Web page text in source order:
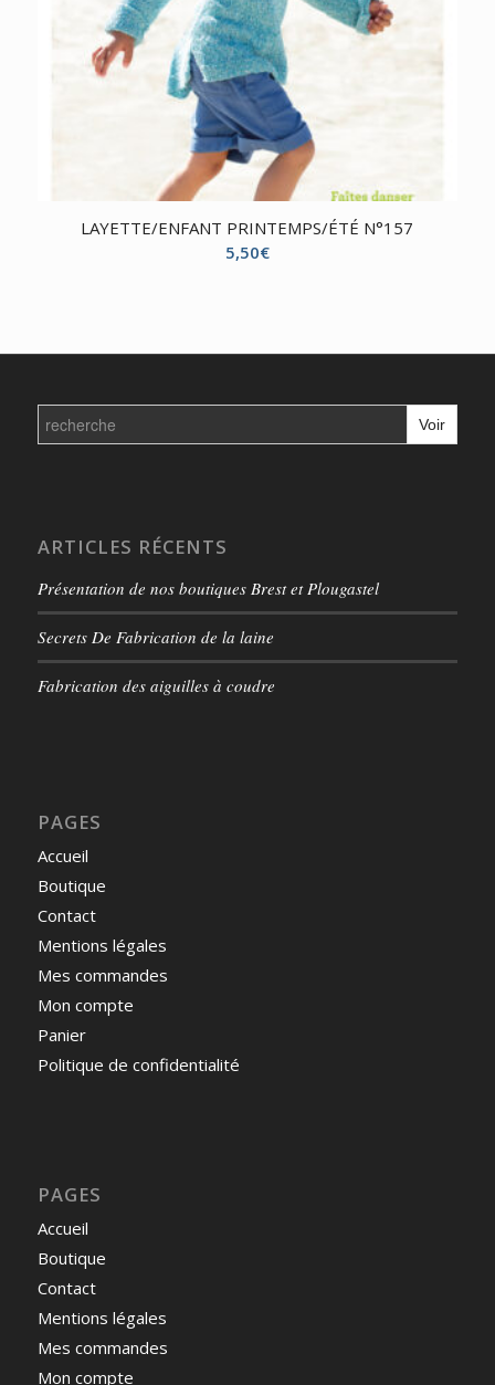
LAYETTE/ENFANT PRINTEMPS/ÉTÉ N°157
5,50€
Search
for:
ARTICLES RÉCENTS
Présentation de nos boutiques Brest et Plougastel
Secrets De Fabrication de la laine
Fabrication des aiguilles à coudre
PAGES
Accueil
Boutique
Contact
Mentions légales
Mes commandes
Mon compte
Panier
Politique de confidentialité
PAGES
Accueil
Boutique
Contact
Mentions légales
Mes commandes
Mon compte